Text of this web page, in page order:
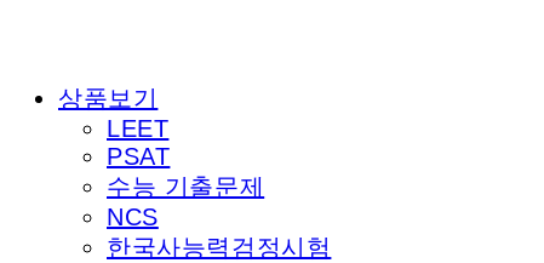
상품보기
LEET
PSAT
수능 기출문제
NCS
한국사능력검정시험